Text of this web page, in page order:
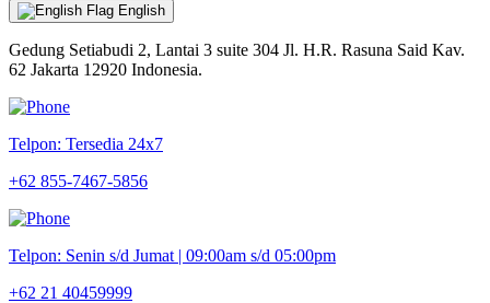
English
Gedung Setiabudi 2, Lantai 3 suite 304 Jl. H.R. Rasuna Said Kav.
62 Jakarta 12920 Indonesia.
Telpon: Tersedia 24x7
+62 855-7467-5856
Telpon: Senin s/d Jumat | 09:00am s/d 05:00pm
+62 21 40459999